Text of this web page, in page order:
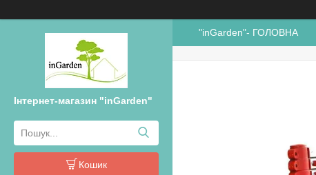
Інтернет-магазин "inGarden"
Кошик
"inGarden"- ГОЛОВНА